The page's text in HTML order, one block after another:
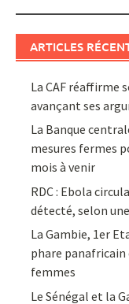
ARTICLES
La CAF réaffirme
avançant ses
La Banque
mesures fermes
mois à venir
RDC : Ebola
détecté, selon
La Gambie, 1er
phare panafricain
femmes
Le Sénégal et la